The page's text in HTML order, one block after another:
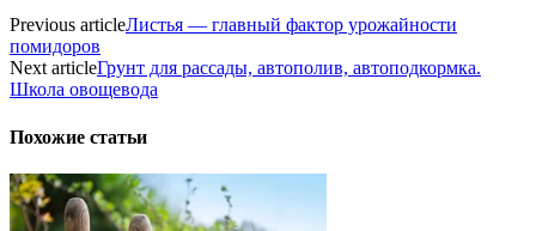
Previous articleЛистья — главный фактор урожайности
помидоров
Next articleГрунт для рассады, автополив, автоподкормка.
Школа овощевода
Похожие статьи